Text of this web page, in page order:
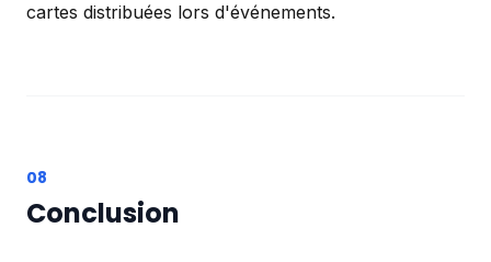
cartes distribuées lors d'événements.
Conclusion